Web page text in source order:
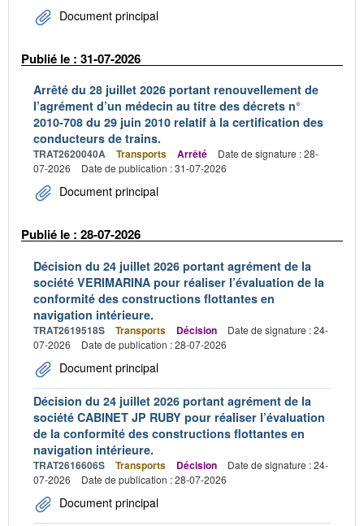
Document principal
Publié le : 31-07-2026
Arrêté du 28 juillet 2026 portant renouvellement de
l’agrément d’un médecin au titre des décrets n°
2010-708 du 29 juin 2010 relatif à la certification des
conducteurs de trains.
TRAT2620040A Transports Arrêté
Date de signature : 28-
07-2026
Date de publication : 31-07-2026
Document principal
Publié le : 28-07-2026
Décision du 24 juillet 2026 portant agrément de la
société VERIMARINA pour réaliser l’évaluation de la
conformité des constructions flottantes en
navigation intérieure.
TRAT2619518S Transports Décision
Date de signature : 24-
07-2026
Date de publication : 28-07-2026
Document principal
Décision du 24 juillet 2026 portant agrément de la
société CABINET JP RUBY pour réaliser l’évaluation
de la conformité des constructions flottantes en
navigation intérieure.
TRAT2616606S Transports Décision
Date de signature : 24-
07-2026
Date de publication : 28-07-2026
Document principal